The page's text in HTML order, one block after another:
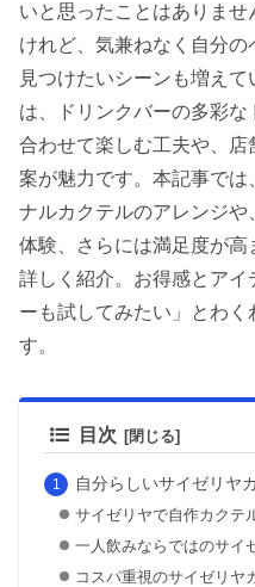
いと思ったことはありま
けれど、気兼ねなく自分の
見つけたいシーンも増え
は、ドリンクバーの多彩
合わせて楽しむ工夫や、
案が魅力です。本記事で
ナルカクテルのアレンジ
体験、さらには満足度が
詳しく紹介。お得感とア
ーも試してみたい」とわ
す。
目次
自分らしいサイゼリヤ
サイゼリヤで自作カクテ
一人飲みならではのサイ
コスパ重視のサイゼリヤ